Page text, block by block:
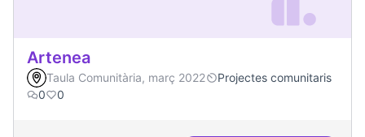
Artenea
Taula Comunitària, març 2022
Projectes comunitaris
0
0